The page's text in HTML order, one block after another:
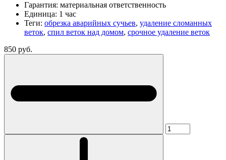
Гарантия: материальная ответственность
Единица: 1 час
Теги: обрезка аварийных сучьев, удаление сломанных
веток, спил веток над домом, срочное удаление веток
850 руб.